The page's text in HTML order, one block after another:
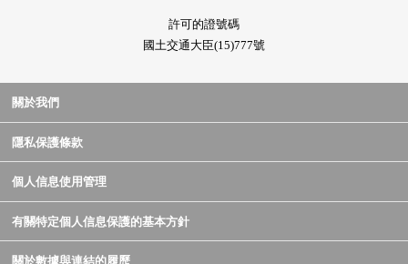
許可的證號碼
國土交通大臣(15)777號
關於我們
隱私保護條款
個人信息使用管理
有關特定個人信息保護的基本方針
關於數據與連結的履歷